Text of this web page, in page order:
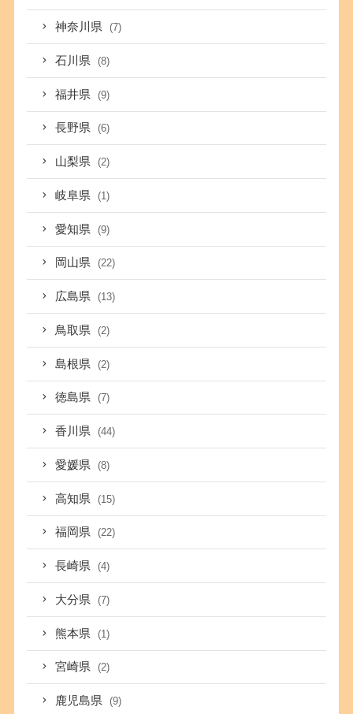
神奈川県 (7)
石川県 (8)
福井県 (9)
長野県 (6)
山梨県 (2)
岐阜県 (1)
愛知県 (9)
岡山県 (22)
広島県 (13)
鳥取県 (2)
島根県 (2)
徳島県 (7)
香川県 (44)
愛媛県 (8)
高知県 (15)
福岡県 (22)
長崎県 (4)
大分県 (7)
熊本県 (1)
宮崎県 (2)
鹿児島県 (9)